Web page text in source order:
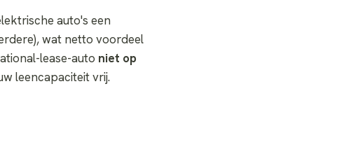
auto's een
wat netto voordeel
lease-auto niet op
leencapaciteit vrij.